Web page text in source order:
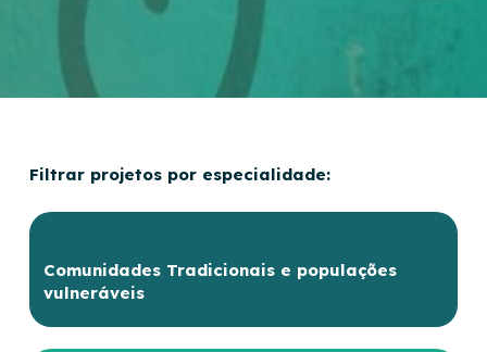
Filtrar projetos por especialidade:
Comunidades Tradicionais e populações
vulneráveis